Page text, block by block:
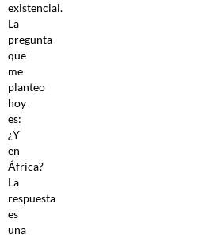
existencial.
La
pregunta
que
me
planteo
hoy
es:
¿Y
en
África?
La
respuesta
es
una